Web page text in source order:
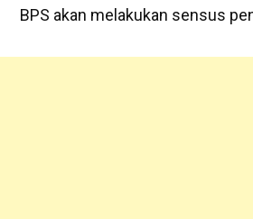
BPS akan melakukan sensus